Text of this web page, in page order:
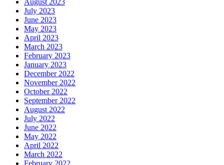
August 2023
July 2023
June 2023
May 2023
April 2023
March 2023
February 2023
January 2023
December 2022
November 2022
October 2022
September 2022
August 2022
July 2022
June 2022
May 2022
April 2022
March 2022